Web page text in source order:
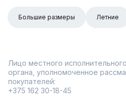
Большие размеры Летние
Лицо местного
органа, уполномоченное
покупателей:
+375 162 30-18-45